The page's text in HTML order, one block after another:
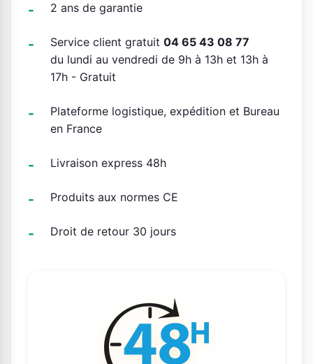
2 ans de garantie
Service client gratuit 04 65 43 08 77
du lundi au vendredi de 9h à 13h et 13h à
17h - Gratuit
Plateforme logistique, expédition et Bureau
en France
Livraison express 48h
Produits aux normes CE
Droit de retour 30 jours